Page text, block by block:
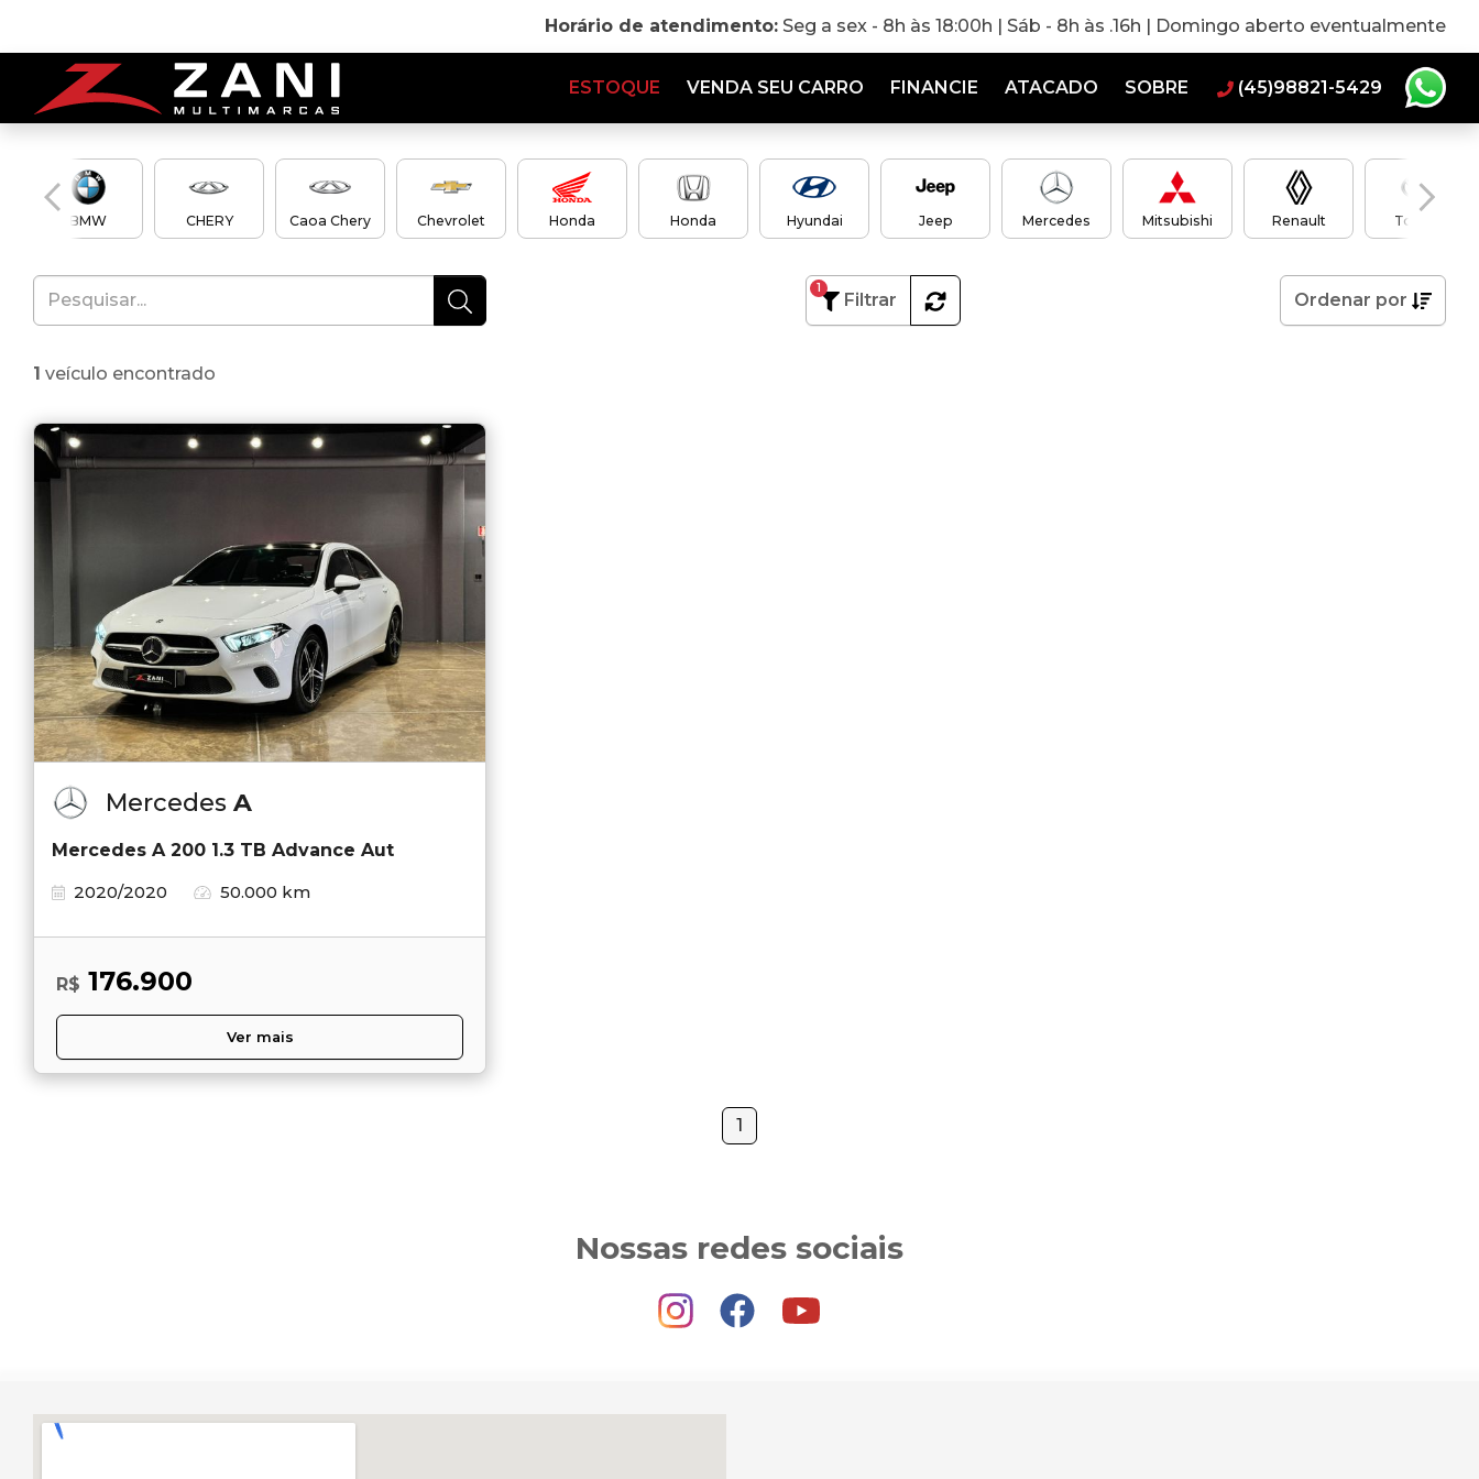
Horário de atendimento: Seg a sex - 8h às 18:00h | Sáb - 8h às .16h | Domingo aberto eventualmente
ESTOQUE VENDA SEU CARRO FINANCIE ATACADO SOBRE (45)98821-5429
BMW CHERY Caoa Chery Chevrolet Honda Honda Hyundai Jeep Mercedes Mitsubishi Renault Toyota
Filtrar
1
Ordenar por
1 veículo encontrado
Mercedes A
Mercedes A 200 1.3 TB Advance Aut
2020/2020
50.000 km
R$ 176.900
Ver mais
1
Nossas redes sociais